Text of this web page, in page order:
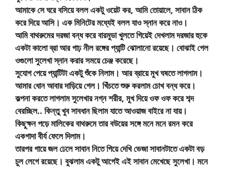
আমাকে সে ঘরে বসিয়ে বলল একটু ওয়েট কর, আমি তোয়ালে, সাবান ঠিক
করে দিয়ে আসি। এক মিনিটের মধ্যেই বলল যাও স্নান করে নাও।
আমি বাথরুমের দরজা বন্ধ করে বারমুডা খুলতে গিয়েই দেখলাম দরজার হুকে
একটা কালো ব্রা আর গাঢ় নীল রঙ্গের প্যান্টি ঝোলানো রয়েছে। বোঝাই গেল
ওগুলো সুলেখা স্নান করার সময়ে চেঞ্জ করেছে।
সুযোগ পেয়ে প্যান্টিটা একটু শুঁকে নিলাম। আর ব্রায়ে মুখ ঘষতে লাগলাম।
আমার ধোন আবার দাড়িয়ে গেল। খিঁচতে শুরু করলাম চোখ বন্ধ করে।
কল্পনা করতে লাগলাম সুলেখার নগ্ন শরীর, মুখ দিয়ে ওফ ওফ করে শব্দ
বেরচ্ছিল.. কিন্তু খুব সাবধান ছিলাম যাতে আওয়াজ বাইরে না যায়।
কিছুক্ষন পড়ে মালিকের বাথরুমে তার বউয়ের সঙ্গে মনে মনে রমন করে
একগাদা বীর্য ফেলে দিলাম।
তারপর গায়ে জল ঢেলে সাবান নিতে গিয়ে দেখি ভেজা সাবানটাতে একটা বড়
চুল লেগে রয়েছে। বুঝলাম একটু আগেই এই সাবান মেখেছে সুলেখা। মনে